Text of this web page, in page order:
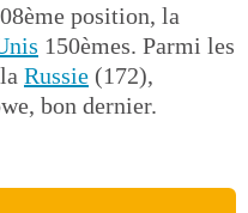
position, la
150èmes. Parmi les
Russie (172),
bon dernier.